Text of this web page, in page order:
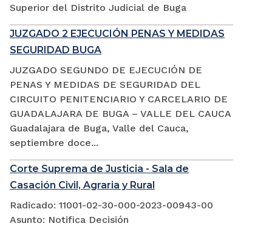
Superior del Distrito Judicial de Buga
JUZGADO 2 EJECUCIÓN PENAS Y MEDIDAS
SEGURIDAD BUGA
JUZGADO SEGUNDO DE EJECUCIÓN DE
PENAS Y MEDIDAS DE SEGURIDAD DEL
CIRCUITO PENITENCIARIO Y CARCELARIO DE
GUADALAJARA DE BUGA – VALLE DEL CAUCA
Guadalajara de Buga, Valle del Cauca,
septiembre doce...
Corte Suprema de Justicia - Sala de
Casación Civil, Agraria y Rural
Radicado: 11001-02-30-000-2023-00943-00
Asunto: Notifica Decisión